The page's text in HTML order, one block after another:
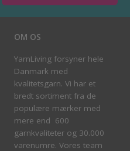
OM OS
YarnLiving forsyner hele
Danmark med
kvalitetsgarn. Vi har et
bredt sortiment fra de
populære mærker med
mere end 600
garnkvaliteter og 30.000
varenumre. Vores team